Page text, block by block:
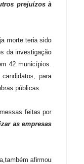
prejuízos à
morte teria sido
da investigação
42 municípios.
para
públicas.
feitas por
as empresas
também afirmou